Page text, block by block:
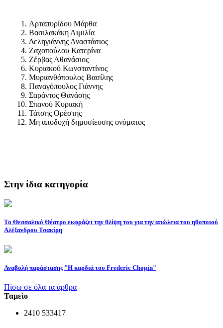
Αρταπυρίδου Μάρθα
Βασιλακάκη Αιμιλία
Δεληγιάννης Αναστάσιος
Ζαχοπούλου Κατερίνα
Ζέρβας Αθανάσιος
Κυριακού Κωνσταντίνος
Μυριανθόπουλος Βασίλης
Παναγόπουλος Γιάννης
Σαράντος Θανάσης
Σπανού Κυριακή
Τάτσης Ορέστης
Μη αποδοχή δημοσίευσης ονόματος
Στην ίδια κατηγορία
Το Θεσσαλικό Θέατρο εκφράζει την θλίψη του για την απώλεια του ηθοποιού
Αλέξανδρου Τσακίρη
Αναβολή παράστασης "Η καρδιά του Frederic Chopin"
Πίσω σε όλα τα άρθρα
Ταμείο
2410 533417